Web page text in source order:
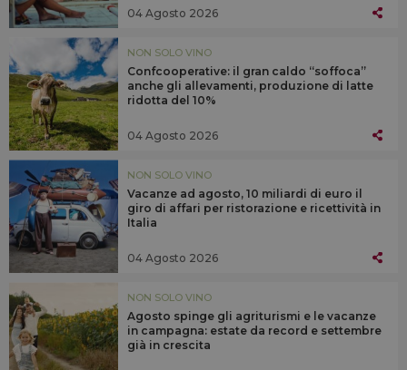
04 Agosto 2026
NON SOLO VINO
Confcooperative: il gran caldo “soffoca”
anche gli allevamenti, produzione di latte
ridotta del 10%
04 Agosto 2026
NON SOLO VINO
Vacanze ad agosto, 10 miliardi di euro il
giro di affari per ristorazione e ricettività in
Italia
04 Agosto 2026
NON SOLO VINO
Agosto spinge gli agriturismi e le vacanze
in campagna: estate da record e settembre
già in crescita